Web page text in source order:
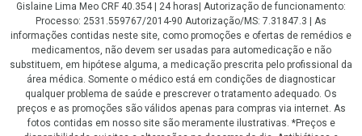
Gislaine Lima Meo CRF 40.354 | 24 horas| Autorização de funcionamento:
Processo: 2531.559767/2014-90 Autorização/MS: 7.31847.3 | As
informações contidas neste site, como promoções e ofertas de remédios e
medicamentos, não devem ser usadas para automedicação e não
substituem, em hipótese alguma, a medicação prescrita pelo profissional da
área médica. Somente o médico está em condições de diagnosticar
qualquer problema de saúde e prescrever o tratamento adequado. Os
preços e as promoções são válidos apenas para compras via internet. As
fotos contidas em nosso site são meramente ilustrativas. *Preços e